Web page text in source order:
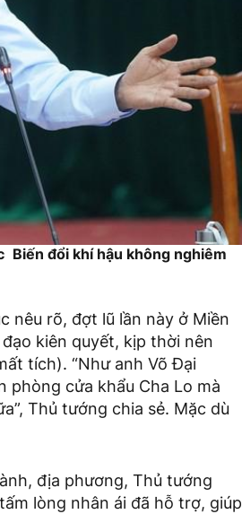
Biến đổi khí hậu không nghiêm
nêu rõ, đợt lũ lần này ở Miền
kiên quyết, kịp thời nên
tích). “Như anh Võ Đại
phòng cửa khẩu Cha Lo mà
Thủ tướng chia sẻ. Mặc dù
địa phương, Thủ tướng
lòng nhân ái đã hỗ trợ, giúp